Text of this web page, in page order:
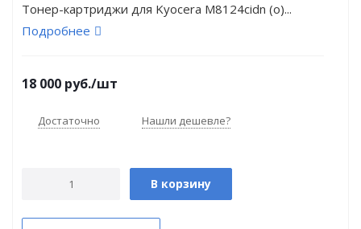
Тонер-картриджи для Kyocera M8124cidn (o)...
Подробнее
18 000 руб./шт
Достаточно Нашли дешевле?
В корзину